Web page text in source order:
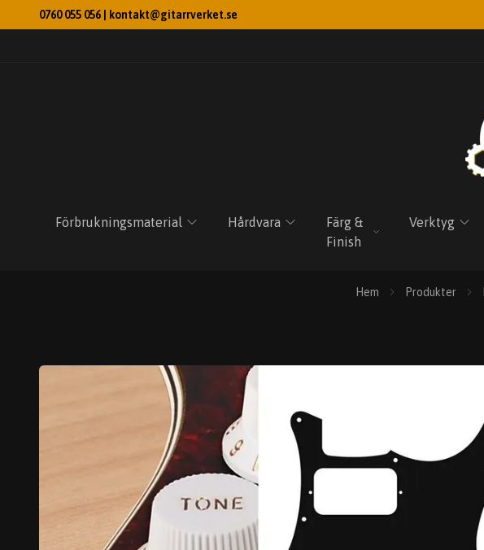
0760 055 056 | kontakt@gitarrverket.se
Förbrukningsmaterial Hårdvara
Färg &
Finish
Verktyg
Hem Produkter